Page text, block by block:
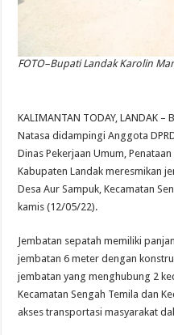
FOTO–Bupati Landak Karolin
KALIMANTAN TODAY, LANDAK
Natasa didampingi Anggota
Dinas Pekerjaan Umum,
Kabupaten Landak meresmikan
Desa Aur Sampuk, Kecamatan
kamis (12/05/22).
Jembatan sepatah memiliki
jembatan 6 meter dengan
jembatan yang menghubung 2
Kecamatan Sengah Temila dan
akses transportasi masyarakat